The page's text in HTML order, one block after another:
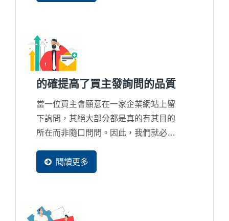
有更高沒有更少，所以這並不是該討論
略只會把商機整個拱手讓給國際競爭對
手的問題。
的確提高了買主發詢問的品質
當一位買主會願意在一家企業網站上留
下詢問，其絕大部分都是真的有其目的
所在而非隨口問問。因此，我們就必須
生的，透過一個買主足跡追蹤系統來分
析出這一位買主背後的潛在採購目的究
制化解決方案？或者根本是來比價？
閱讀更多